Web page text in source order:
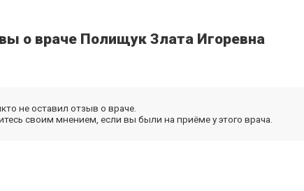
о враче Полищук Злата Игоревна
не оставил отзыв о враче.
своим мнением, если вы были на приёме у этого врача.